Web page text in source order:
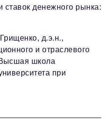
ставок денежного рынка:
д.э.н.,
и отраслевого
школа
при